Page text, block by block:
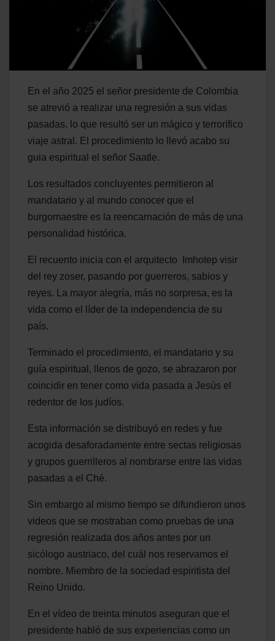
En el año 2025 el señor presidente de Colombia
se atrevió a realizar una regresión a sus vidas
pasadas, lo que resultó ser un mágico y terrorífico
viaje astral. El procedimiento lo llevó acabo su
guia espiritual el señor Saatle.
Los resultados concluyentes permitieron al
mandatario y al mundo conocer que el
burgomaestre es la reencarnación de más de una
personalidad histórica.
El recuento inicia con el arquitecto Imhotep visir
del rey zoser, pasando por guerreros, sabios y
reyes. La mayor alegría, más no sorpresa, es la
vida como el líder de la independencia de su
país.
Terminado el procedimiento, el mandatario y su
guía espiritual, llenos de gozo, se abrazaron por
coincidir en tener como vida pasada a Jesús el
redentor de los judíos.
Esta información se distribuyó en redes y fue
acogida desaforadamente entre sectas religiosas
y grupos guerrilleros al nombrarse entre las vidas
pasadas a el Ché.
Sin embargo al mismo tiempo se difundieron unos
videos que se mostraban como pruebas de una
regresión realizada dos años antes por un
sicólogo austriaco, del cuál nos reservamos el
nombre. Miembro de la sociedad espiritista del
Reino Unido.
En el vídeo de treinta minutos aseguran que el
presidente habló de sus experiencias como un